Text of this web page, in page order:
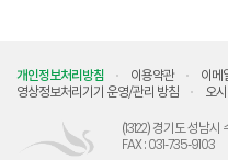
개인정보처리방침 이용약관 이메
영상정보처리기기 운영/관리 방침
오
(13122) 경기도 성남
FAX : 031-735-9103